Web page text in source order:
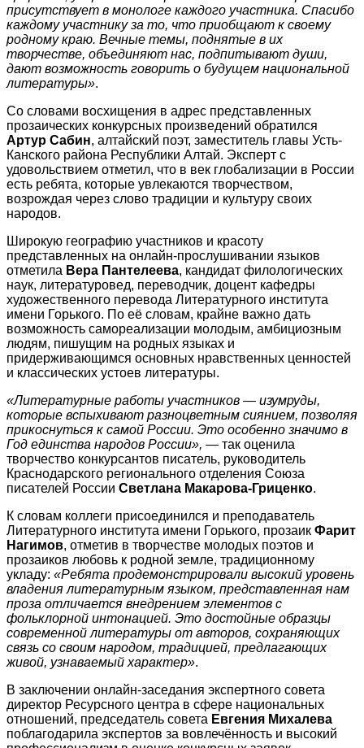
присутствует в монологе каждого участника. Спасибо
каждому участнику за то, что приобщают к своему
родному краю. Вечные темы, поднятые в их
творчестве, объединяют нас, подпитывают души,
дают возможность говорить о будущем национальной
литературы».
Со словами восхищения в адрес представленных
прозаических конкурсных произведений обратился
Артур Сабин, алтайский поэт, заместитель главы Усть-
Канского района Республики Алтай. Эксперт с
удовольствием отметил, что в век глобализации в России
есть ребята, которые увлекаются творчеством,
возрождая через слово традиции и культуру своих
народов.
Широкую географию участников и красоту
представленных на онлайн-прослушивании языков
отметила Вера Пантелеева, кандидат филологических
наук, литературовед, переводчик, доцент кафедры
художественного перевода Литературного института
имени Горького. По её словам, крайне важно дать
возможность самореализации молодым, амбициозным
людям, пишущим на родных языках и
придерживающимся основных нравственных ценностей
и классических устоев литературы.
«Литературные работы участников ― изумруды,
которые вспыхивают разноцветным сиянием, позволяя
прикоснуться к самой России. Это особенно значимо в
Год единства народов России», ― так оценила
творчество конкурсантов писатель, руководитель
Краснодарского регионального отделения Союза
писателей России Светлана Макарова-Гриценко.
К словам коллеги присоединился и преподаватель
Литературного института имени Горького, прозаик Фарит
Нагимов, отметив в творчестве молодых поэтов и
прозаиков любовь к родной земле, традиционному
укладу: «Ребята продемонстрировали высокий уровень
владения литературным языком, представленная нам
проза отличается внедрением элементов с
фольклорной интонацией. Это достойные образцы
современной литературы от авторов, сохраняющих
связь со своим народом, традицией, предлагающих
живой, узнаваемый характер».
В заключении онлайн-заседания экспертного совета
директор Ресурсного центра в сфере национальных
отношений, председатель совета Евгения Михалева
поблагодарила экспертов за вовлечённость и высокий